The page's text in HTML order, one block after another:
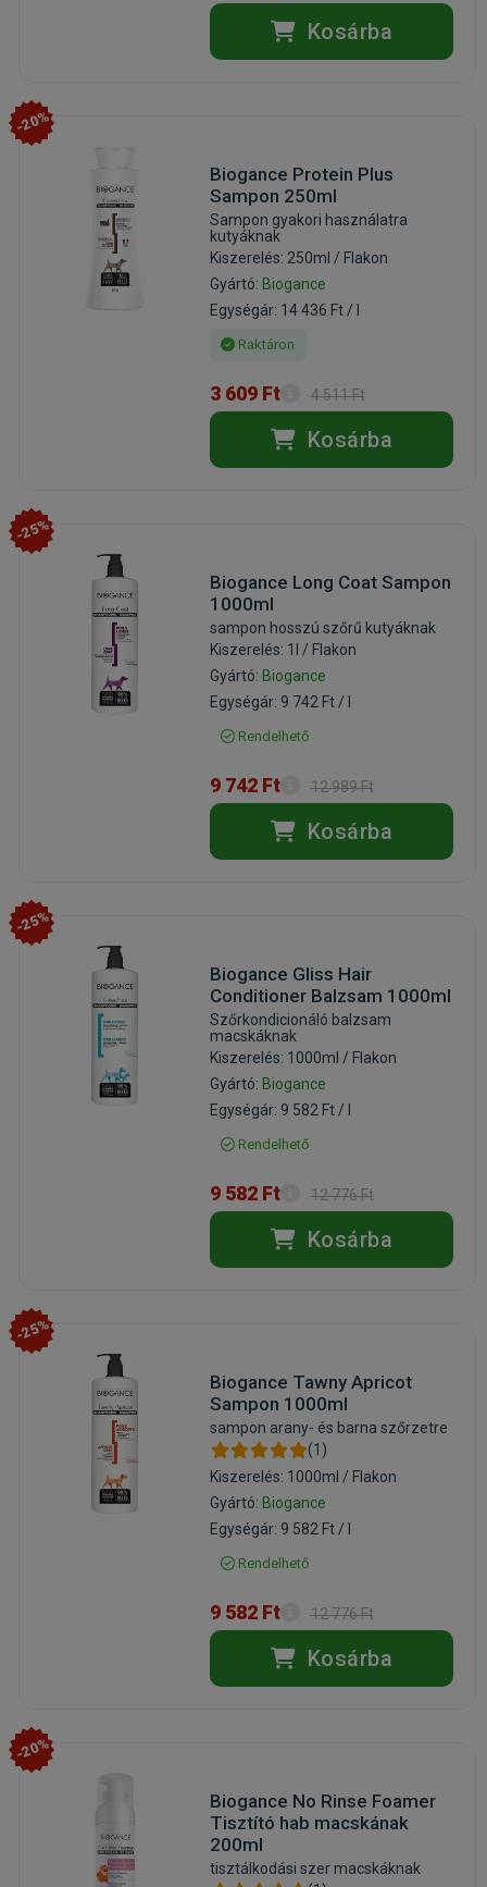
Kosárba
-20%
Biogance Protein Plus
Sampon 250ml
Sampon gyakori használatra
kutyáknak
Kiszerelés: 250ml / Flakon
Gyártó: Biogance
Egységár: 14 436 Ft / l
Raktáron
3 609 Ft 4 511 Ft
Kosárba
-25%
Biogance Long Coat Sampon
1000ml
sampon hosszú szőrű kutyáknak
Kiszerelés: 1l / Flakon
Gyártó: Biogance
Egységár: 9 742 Ft / l
Rendelhető
9 742 Ft 12 989 Ft
Kosárba
-25%
Biogance Gliss Hair
Conditioner Balzsam 1000ml
Szőrkondicionáló balzsam
macskáknak
Kiszerelés: 1000ml / Flakon
Gyártó: Biogance
Egységár: 9 582 Ft / l
Rendelhető
9 582 Ft 12 776 Ft
Kosárba
-25%
Biogance Tawny Apricot
Sampon 1000ml
sampon arany- és barna szőrzetre
(1)
Kiszerelés: 1000ml / Flakon
Gyártó: Biogance
Egységár: 9 582 Ft / l
Rendelhető
9 582 Ft 12 776 Ft
Kosárba
-20%
Biogance No Rinse Foamer
Tisztító hab macskának
200ml
tisztálkodási szer macskáknak